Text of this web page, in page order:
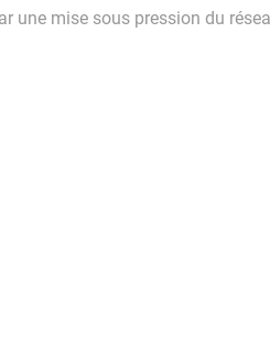
une mise sous pression du